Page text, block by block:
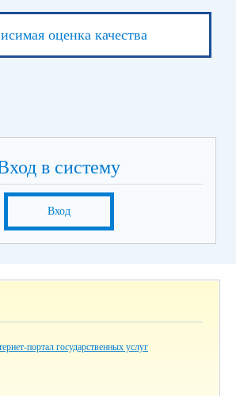
оценка качества
в систему
Вход
портал государственных услуг